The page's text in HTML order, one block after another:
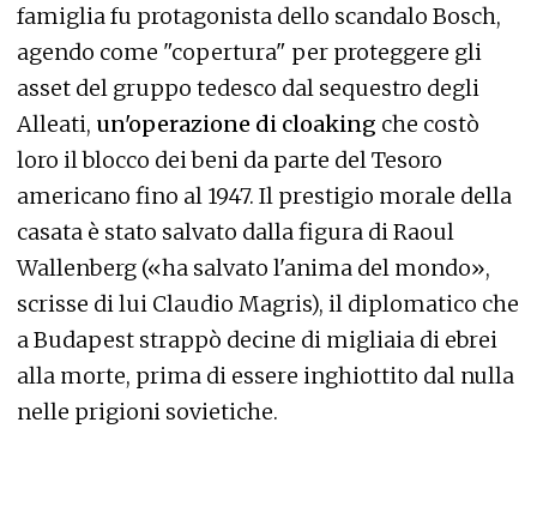
famiglia fu protagonista dello scandalo Bosch,
agendo come "copertura" per proteggere gli
asset del gruppo tedesco dal sequestro degli
Alleati, un'operazione di cloaking che costò
loro il blocco dei beni da parte del Tesoro
americano fino al 1947. Il prestigio morale della
casata è stato salvato dalla figura di Raoul
Wallenberg («ha salvato l'anima del mondo»,
scrisse di lui Claudio Magris), il diplomatico che
a Budapest strappò decine di migliaia di ebrei
alla morte, prima di essere inghiottito dal nulla
nelle prigioni sovietiche.